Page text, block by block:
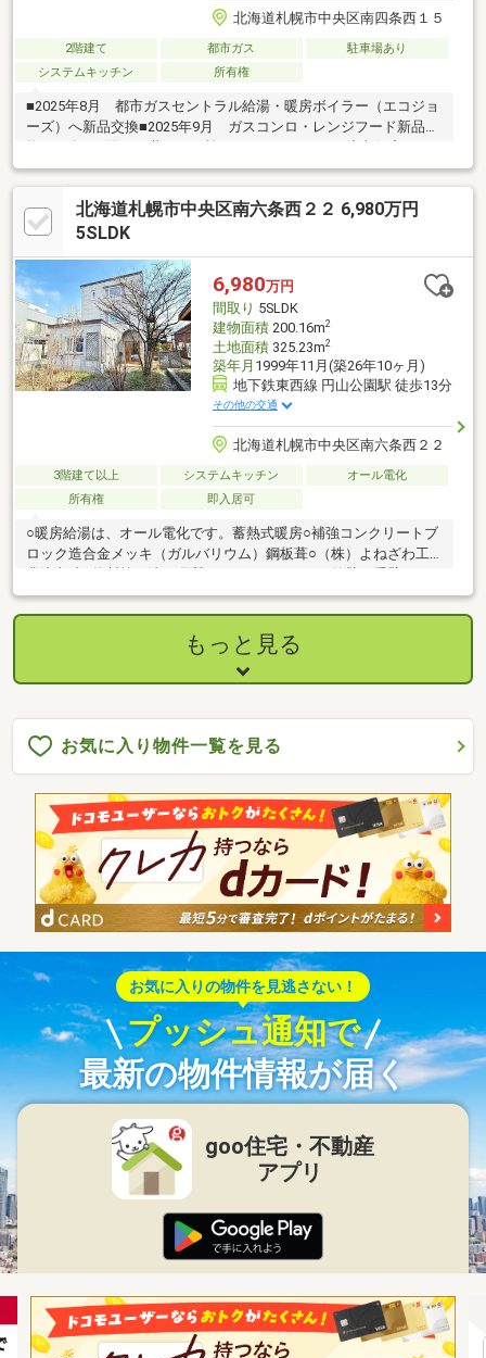
北海道札幌市中央区南四条西１５
2階建て 都市ガス
駐車場あり
システムキッチン
所有権
■2025年8月 都市ガスセントラル給湯・暖房ボイラー（エコジョ
ーズ）へ新品交換■2025年9月 ガスコンロ・レンジフード新品交
紹介です。地下鉄・市電・バスのトリプルアクセスで、どこへ行
くにも便利な立地。室内は2階天井高約3m、3面に窓を配した明る
いリビングダイニングが魅力。南側には約12.4㎡（約7.5畳相当）
のタイルテラス付きの庭があり、ご家族やご友人と豊かな時間を
愛車を守るだけでなく、多様な使い方が可能。
北海道札幌市中央区南六条西２２ 6,980万円
5SLDK
6,980万円
間取り 5SLDK
建物面積200.16m2
土地面積325.23m2
築年月 1999年11月(築26年10ヶ月)
地下鉄東西線 円山公園駅 徒歩13分
その他の交通
北海道札幌市中央区南六条西２２
3階建て以上 システムキッチン
オール電化
所有権
即入居可
○暖房給湯は、オール電化です。蓄熱式暖房○補強コンクリートブ
ロック造合金メッキ（ガルバリウム）鋼板葺○（株）よねざわ工
階 主寝室、ウォークインクローゼット、洋室、トイレ、浴室
（１５１６サイズ）、ユーティリティー、食品庫○２階 居間、
食堂、台所、トイレ、ユーティリティー、物入○３階 洋室、和
室（仏間・押入）、和室（床の間・吊押入・水屋）、納戸、トイ
レ、洗面○１階ウッドデッキあり、２階・３階バルコニーあり○天
もっと見る
お気に入り物件一覧を見る
お気に入りの物件を見逃さない！
プッシュ通知で
最新の物件情報が届く
goo住宅・不動産
アプリ